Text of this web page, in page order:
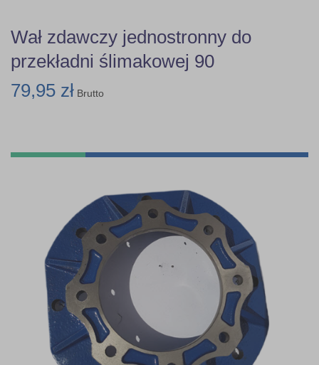
Wał zdawczy jednostronny do
przekładni ślimakowej 90
79,95 zł Brutto